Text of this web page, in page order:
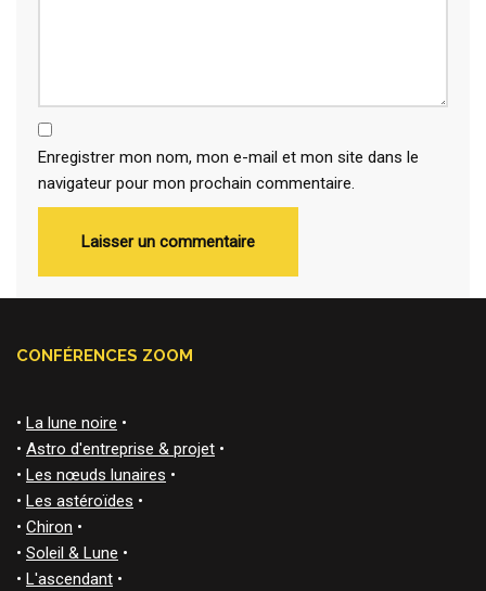
Enregistrer mon nom, mon e-mail et mon site dans le
navigateur pour mon prochain commentaire.
CONFÉRENCES ZOOM
• La lune noire •
• Astro d'entreprise & projet •
• Les nœuds lunaires •
• Les astéroïdes •
• Chiron •
• Soleil & Lune •
• L'ascendant •